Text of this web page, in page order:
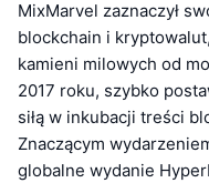
MixMarvel zaznaczył
blockchain i
kamieni milowych od
2017 roku, szybko
siłą w inkubacji treści
Znaczącym
globalne wydanie